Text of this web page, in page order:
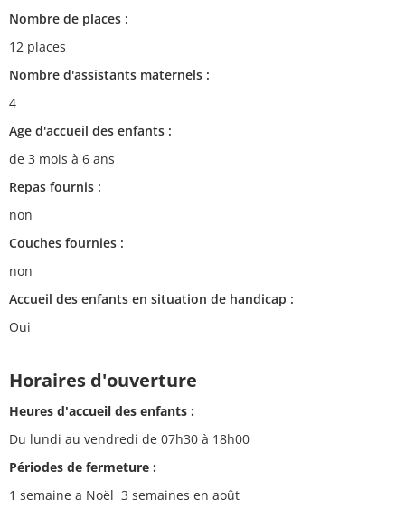
Nombre de places :
12 places
Nombre d'assistants maternels :
4
Age d'accueil des enfants :
de 3 mois à 6 ans
Repas fournis :
non
Couches fournies :
non
Accueil des enfants en situation de handicap :
Oui
Horaires d'ouverture
Heures d'accueil des enfants :
Du lundi au vendredi de 07h30 à 18h00
Périodes de fermeture :
1 semaine a Noël 3 semaines en août